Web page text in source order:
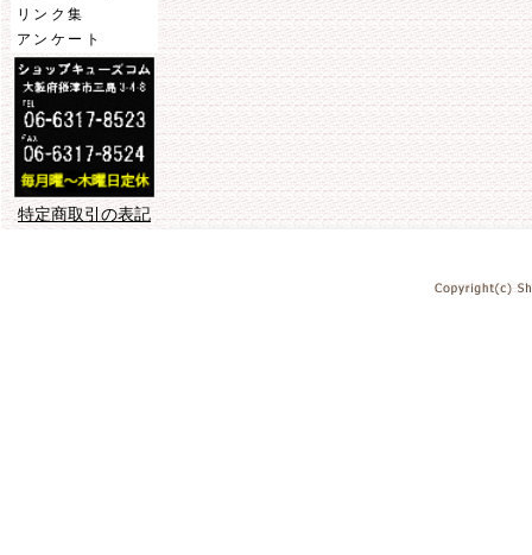
リンク集
アンケート
特定商取引の表記